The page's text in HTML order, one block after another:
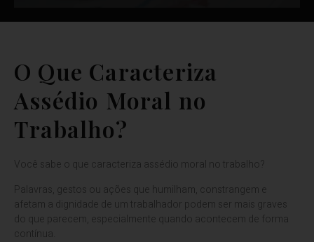
O Que Caracteriza
Assédio Moral no
Trabalho?
Você sabe o que caracteriza assédio moral no trabalho?
Palavras, gestos ou ações que humilham, constrangem e
afetam a dignidade de um trabalhador podem ser mais graves
do que parecem, especialmente quando acontecem de forma
contínua.